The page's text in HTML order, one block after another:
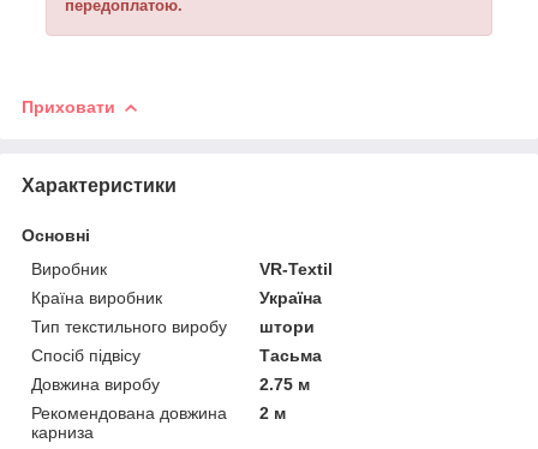
передоплатою.
Приховати
Характеристики
Основні
Виробник
VR-Textil
Країна виробник
Україна
Тип текстильного виробу
штори
Спосіб підвісу
Тасьма
Довжина виробу
2.75 м
Рекомендована довжина
карниза
2 м